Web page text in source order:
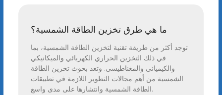
ما هي طرق تخزين الطاقة الشمسية؟
توجد أكثر من طريقة تقنية لتخزين الطاقة الشمسية، بما
في ذلك التخزين الحراري الكهربائي والميكانيكي
والكيميائي والمغناطيسي. وتعد بحوث تخزين الطاقة
الشمسية من أهم مجالات التطوير اللازمة في تطبيقات
الطاقة الشمسية وانتشارها على مدى واسع.